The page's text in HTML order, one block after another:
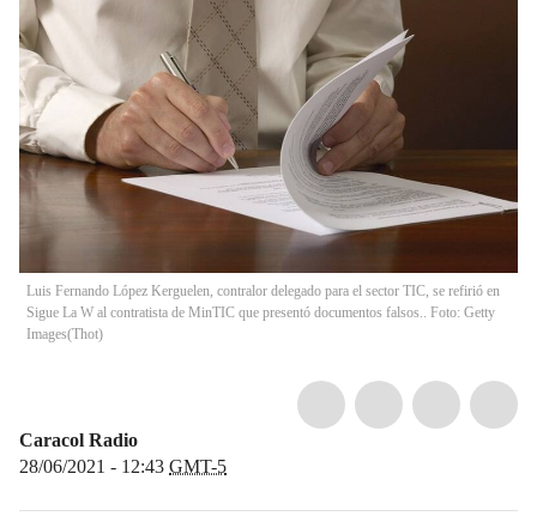
Luis Fernando López Kerguelen, contralor delegado para el sector TIC, se refirió en
Sigue La W al contratista de MinTIC que presentó documentos falsos.. Foto: Getty
Images(Thot)
Caracol Radio
28/06/2021 - 12:43 GMT-5